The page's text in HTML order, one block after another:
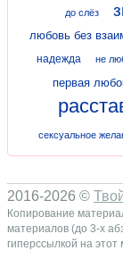
до слёз
любовь без
надежда
не
первая
сексуальное
2016-2026 ©
Копирование
материалов (до 3-х
гиперссылкой на